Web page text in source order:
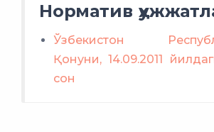
Норматив
Ўзбекистон
Қонуни, 14.09.2011
сон